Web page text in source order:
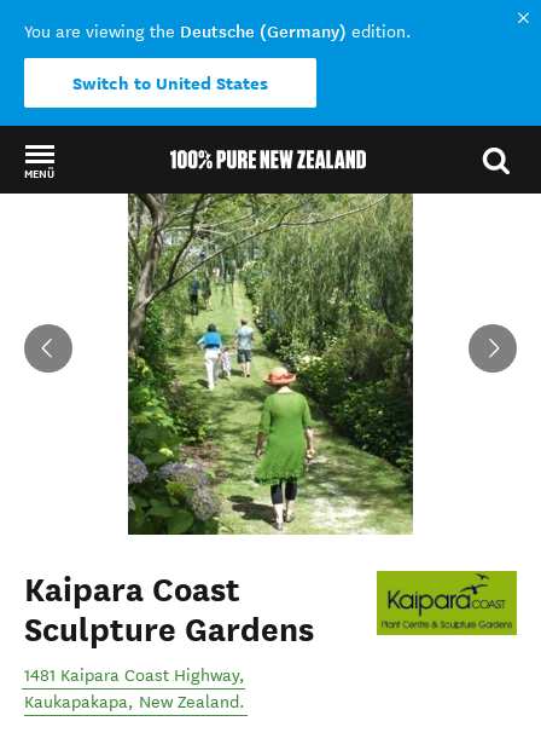
You are viewing the Deutsche (Germany) edition.
Switch to United States
MENÜ
Back to my results
Kaipara Coast
Sculpture Gardens
1481 Kaipara Coast Highway,
Kaukapakapa, New Zealand.